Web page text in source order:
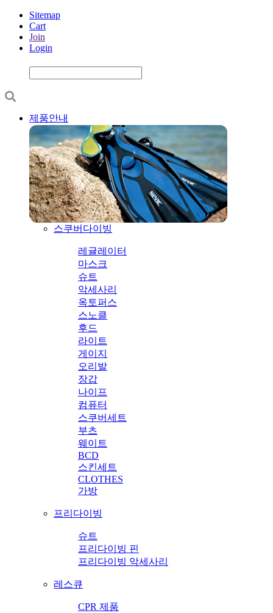
Sitemap
Cart
Join
Login
제품안내
스쿠버다이빙
레귤레이터
마스크
슈트
악세사리
옥토퍼스
스노클
후드
라이트
게이지
오리발
장갑
나이프
컴퓨터
스쿠버세트
부츠
웨이트
BCD
스킨세트
CLOTHES
가방
프리다이빙
슈트
프리다이빙 핀
프리다이빙 악세사리
레스큐
CPR 제품